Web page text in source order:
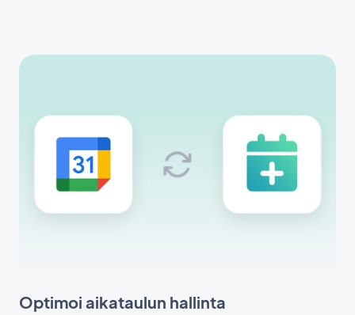
Optimoi aikataulun hallinta